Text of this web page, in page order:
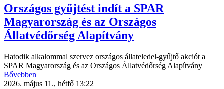
Országos gyűjtést indít a SPAR
Magyarország és az Országos
Állatvédőrség Alapítvány
Hatodik alkalommal szervez országos állateledel-gyűjtő akciót a
SPAR Magyarország és az Országos Állatvédőrség Alapítvány
Bővebben
2026. május 11., hétfő 13:22